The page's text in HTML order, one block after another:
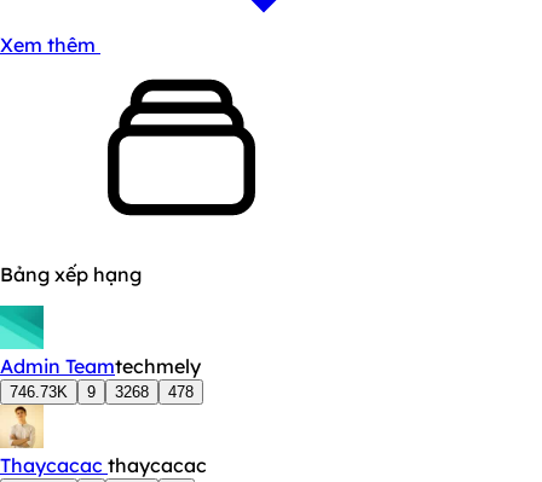
Xem thêm
Bảng xếp hạng
Admin Teamtechmely
746.73K 9 3268 478
Thaycacac thaycacac